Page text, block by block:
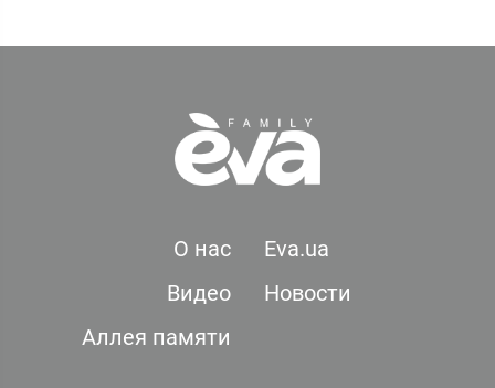
О нас
Eva.ua
Видео
Новости
Аллея памяти